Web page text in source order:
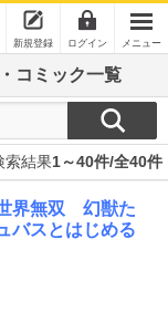
新規登録 ログイン メニュー
コミック一覧
索結果1～40件/全40件
界無双 幻獣た
バスとはじめる